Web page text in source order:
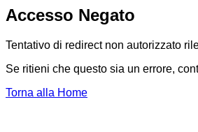
Accesso Negato
Tentativo di redirect non autorizzato
Se ritieni che questo sia un errore,
Torna alla Home